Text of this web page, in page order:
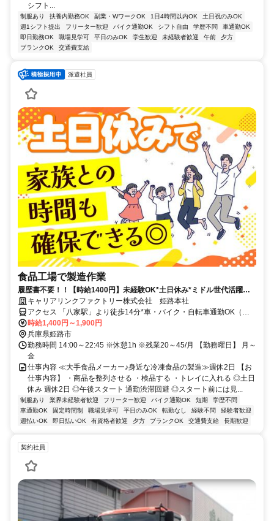
シフト...
制服あり 扶養内勤務OK 副業・WワークOK 1日4時間以内OK
土日祝のみOK
週1シフト提出
フリーター歓迎 バイク通勤OK シフト自由 学歴不問
車通勤OK
即日勤務OK
職場見学可 平日のみOK 学生歓迎 未経験者歓迎 午前
夕方
ブランクOK
交通費支給
派遣社員
食品工場で製造作業
履歴書不要！！【時給1400円】未経験OK*土日休み*ミドル世代活躍中*
日払いOK*
キャリアリンクファクトリー株式会社 姫路本社
アクセス 「八家駅」より徒歩14分*車・バイク・自転車通勤OK（無
料駐車場完備）
時給1,400円～1,900円
兵庫県姫路市
勤務時間 14:00～22:45 ※休憩1h ※残業20～45/月 【勤務曜日】 月～
金
仕事内容 ≪大手食品メーカー♪身近な冷凍食品の製造≫週休2日 【お
仕事内容】 ・商品を整列させる ・検品する ・トレイに入れる ◎土日
休み 週休2日 ◎午後スタート 通勤渋滞回避 ◎スタート前には見...
制服あり 業界未経験者歓迎 フリーター歓迎 バイク通勤OK 短期
学歴不問
車通勤OK
固定時間制 職場見学可 平日のみOK 転勤なし 経験不問
経験者歓迎
週払いOK
即日払いOK 有資格者歓迎 夕方 ブランクOK 交通費支給 長期歓迎
契約社員